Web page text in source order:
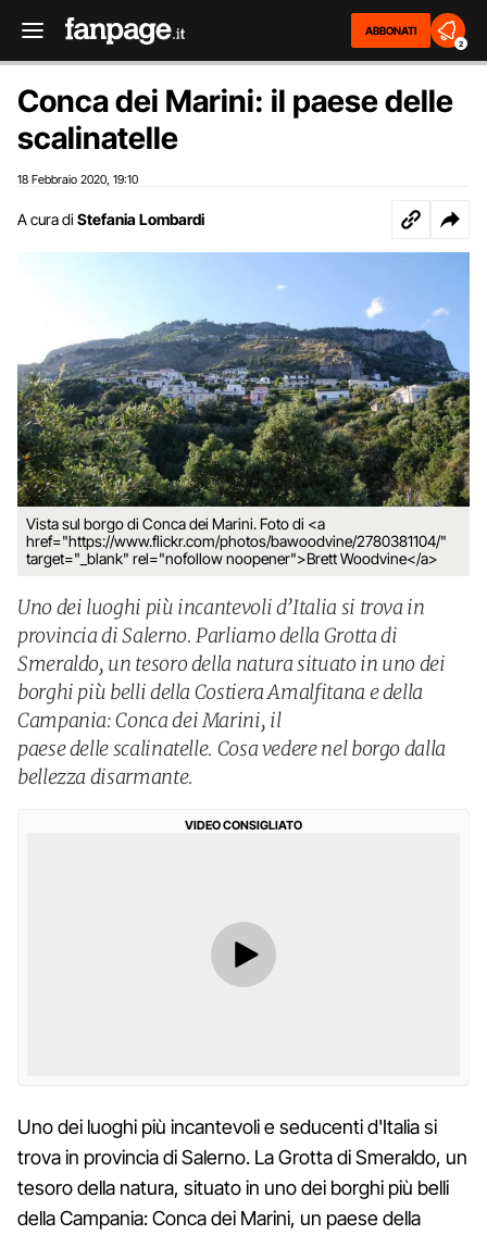
ABBONATI
2
Conca dei Marini: il paese delle
scalinatelle
18 Febbraio 2020 19:10
A cura di Stefania Lombardi
Vista sul borgo di Conca dei Marini. Foto di <a
href="https://www.flickr.com/photos/bawoodvine/2780381104/"
target="_blank" rel="nofollow noopener">Brett Woodvine</a>
Uno dei luoghi più incantevoli d’Italia si trova in
provincia di Salerno. Parliamo della Grotta di
Smeraldo, un tesoro della natura situato in uno dei
borghi più belli della Costiera Amalfitana e della
Campania: Conca dei Marini, il
paese delle scalinatelle. Cosa vedere nel borgo dalla
bellezza disarmante.
VIDEO CONSIGLIATO
Uno dei luoghi più incantevoli e seducenti d'Italia si
trova in provincia di Salerno. La Grotta di Smeraldo, un
tesoro della natura, situato in uno dei borghi più belli
della Campania: Conca dei Marini, un paese della